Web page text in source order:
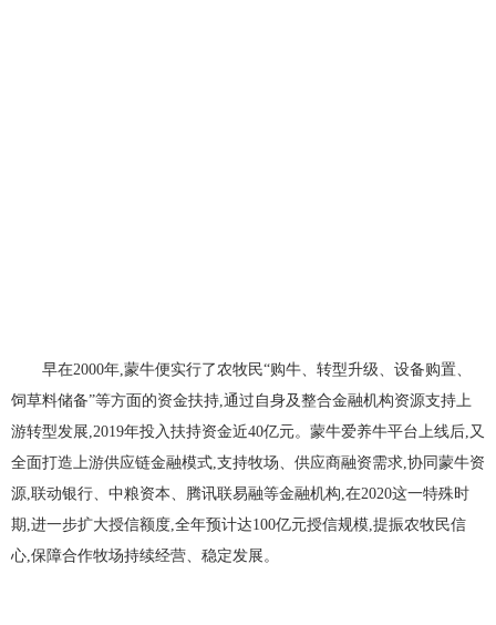
早在2000年,蒙牛便实行了农牧民“购牛、转型升级、设备购置、
饲草料储备”等方面的资金扶持,通过自身及整合金融机构资源支持上
游转型发展,2019年投入扶持资金近40亿元。蒙牛爱养牛平台上线后,又
全面打造上游供应链金融模式,支持牧场、供应商融资需求,协同蒙牛资
源,联动银行、中粮资本、腾讯联易融等金融机构,在2020这一特殊时
期,进一步扩大授信额度,全年预计达100亿元授信规模,提振农牧民信
心,保障合作牧场持续经营、稳定发展。